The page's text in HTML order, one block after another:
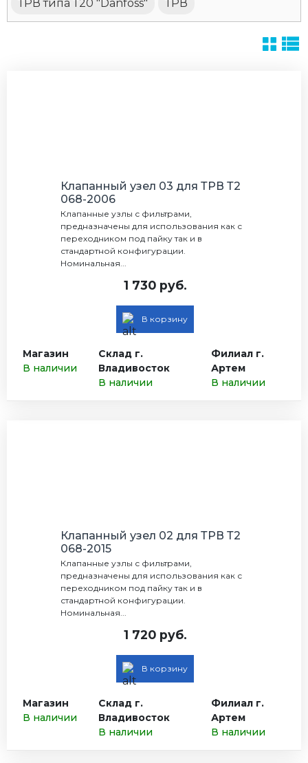
ТРВ типа Т20 "Danfoss"
ТРВ
Клапанный узел 03 для ТРВ Т2
068-2006
Клапанные узлы с фильтрами,
предназначены для использования как с
переходником под пайку так и в
стандартной конфигурации.
Номинальная...
1 730 руб.
В корзину
Магазин
В наличии
Склад г.
Владивосток
В наличии
Филиал г.
Артем
В наличии
Клапанный узел 02 для ТРВ Т2
068-2015
Клапанные узлы с фильтрами,
предназначены для использования как с
переходником под пайку так и в
стандартной конфигурации.
Номинальная...
1 720 руб.
В корзину
Магазин
В наличии
Склад г.
Владивосток
В наличии
Филиал г.
Артем
В наличии